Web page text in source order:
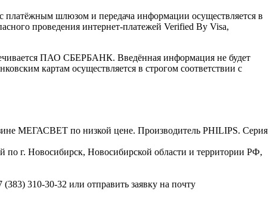
шлюзом и передача информации осуществляется в
проведения интернет-платежей Verified By Visa,
ПАО СБЕРБАНК. Введённая информация не будет
картам осуществляется в строгом соответствии с
МЕГАСВЕТ по низкой цене. Производитель PHILIPS. Серия
по г. Новосибирск, Новосибирской области и территории РФ,
310-30-32 или отправить заявку на почту